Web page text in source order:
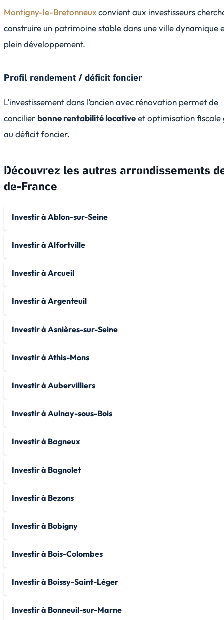
Montigny-le-Bretonneuxconvient aux investisseurs
construire un patrimoine stable dans une ville dynamique
plein développement.
Profil rendement / déficit foncier
L’investissement dans l’ancien avec rénovation permet de
concilier bonne rentabilité locativeet optimisation fiscale
au déficit foncier.
Découvrez les autres arrondissements
de-France
Investir à Ablon-sur-Seine
Investir à Alfortville
Investir à Arcueil
Investir à Argenteuil
Investir à Asnières-sur-Seine
Investir à Athis-Mons
Investir à Aubervilliers
Investir à Aulnay-sous-Bois
Investir à Bagneux
Investir à Bagnolet
Investir à Bezons
Investir à Bobigny
Investir à Bois-Colombes
Investir à Boissy-Saint-Léger
Investir à Bonneuil-sur-Marne